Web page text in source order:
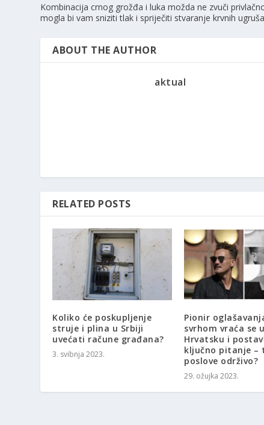
Kombinacija crnog grožđa i luka možda ne zvuči
mogla bi vam sniziti tlak i spriječiti stvaranje krvnih
ABOUT THE AUTHOR
aktual
RELATED POSTS
Koliko će poskupljenje
struje i plina u Srbiji
uvećati račune građana?
3. svibnja 2023.
Pionir
svrhom vraća se u
Hrvatsku i
ključno pitanje –
poslove održivo?
29. ožujka 2023.